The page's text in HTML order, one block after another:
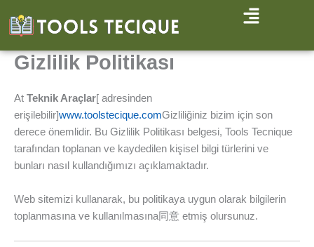
atla
Gizlilik Politikası
At Teknik Araçlar[ adresinden
erişilebilir]www.toolstecique.comGizliliğiniz bizim için son
derece önemlidir. Bu Gizlilik Politikası belgesi, Tools Tecnique
tarafından toplanan ve kaydedilen kişisel bilgi türlerini ve
bunları nasıl kullandığımızı açıklamaktadır.
Web sitemizi kullanarak, bu politikaya uygun olarak bilgilerin
toplanmasına ve kullanılmasına同意 etmiş olursunuz.